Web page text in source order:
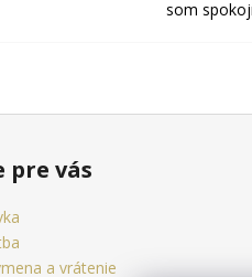
som
pre vás
a vrátenie